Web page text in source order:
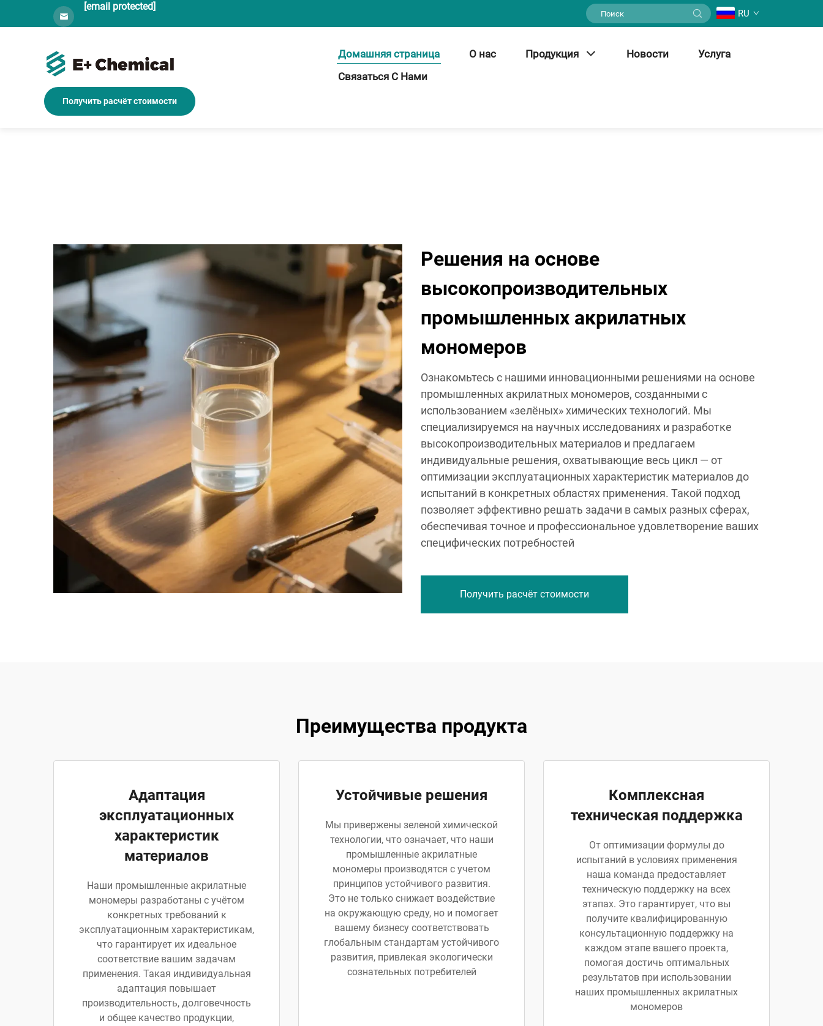
[email protected]
RU
Домашняя страница О нас Продукция Новости
Услуга
Связаться С Нами
Получить расчёт стоимости
Решения на основе
высокопроизводительных
промышленных акрилатных
мономеров
Ознакомьтесь с нашими инновационными решениями на основе
промышленных акрилатных мономеров, созданными с
использованием «зелёных» химических технологий. Мы
специализируемся на научных исследованиях и разработке
высокопроизводительных материалов и предлагаем
индивидуальные решения, охватывающие весь цикл — от
оптимизации эксплуатационных характеристик материалов до
испытаний в конкретных областях применения. Такой подход
позволяет эффективно решать задачи в самых разных сферах,
обеспечивая точное и профессиональное удовлетворение ваших
специфических потребностей
Получить расчёт стоимости
Преимущества продукта
Адаптация
эксплуатационных
характеристик
материалов
Наши промышленные акрилатные
мономеры разработаны с учётом
конкретных требований к
эксплуатационным характеристикам,
что гарантирует их идеальное
соответствие вашим задачам
применения. Такая индивидуальная
адаптация повышает
производительность, долговечность
и общее качество продукции,
Устойчивые решения
Мы привержены зеленой химической
технологии, что означает, что наши
промышленные акрилатные
мономеры производятся с учетом
принципов устойчивого развития.
Это не только снижает воздействие
на окружающую среду, но и помогает
вашему бизнесу соответствовать
глобальным стандартам устойчивого
развития, привлекая экологически
сознательных потребителей
Комплексная
техническая поддержка
От оптимизации формулы до
испытаний в условиях применения
наша команда предоставляет
техническую поддержку на всех
этапах. Это гарантирует, что вы
получите квалифицированную
консультационную поддержку на
каждом этапе вашего проекта,
помогая достичь оптимальных
результатов при использовании
наших промышленных акрилатных
мономеров